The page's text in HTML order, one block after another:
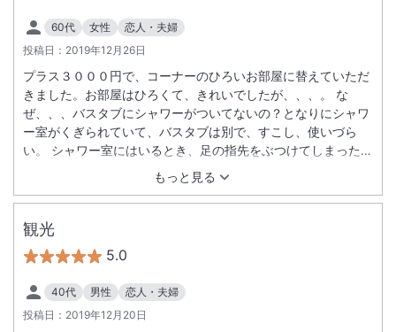
60代 女性
恋人・夫婦
投稿日： 2019年12月26日
もっと見る
プラス３０００円で、コーナーのひろいお部屋に替えていただ
きました。お部屋はひろくて、きれいでしたが、、、。 な
ぜ、、、バスタブにシャワーがついてないの？となりにシャワ
ー室がくぎられていて、バスタブは別で、すこし、使いづら
い。 シャワー室にはいるとき、足の指先をぶつけてしまった。
ドアのところが、足の指先をはさみそうでこわいです。 （以前
も、おなじことがあったので、気を付けないとと、思ってまし
たが、、、）でも、他のホテルでは、そういうことはないで
す。 アメニティも、化粧水などなく、ボディローションのみで
観光
5.0
40代 男性
恋人・夫婦
投稿日： 2019年12月20日